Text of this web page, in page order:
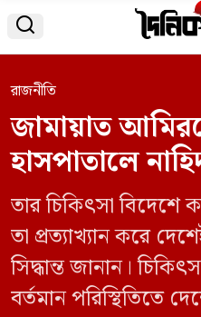

রাজনীতি
জামায়াত
হাসপাতালে
তার চিকিৎসা বিদেশে
তা প্রত্যাখ্যান করে
সিদ্ধান্ত জানান।
বর্তমান পরিস্থিতিতে